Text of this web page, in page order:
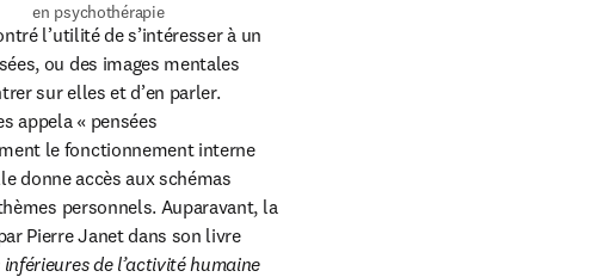
en psychothérapie
l’utilité de s’intéresser à un
ou des images mentales
sur elles et d’en parler.
appela « pensées
le fonctionnement interne
donne accès aux schémas
personnels. Auparavant, la
Pierre Janet dans son livre
de l’activité humaine